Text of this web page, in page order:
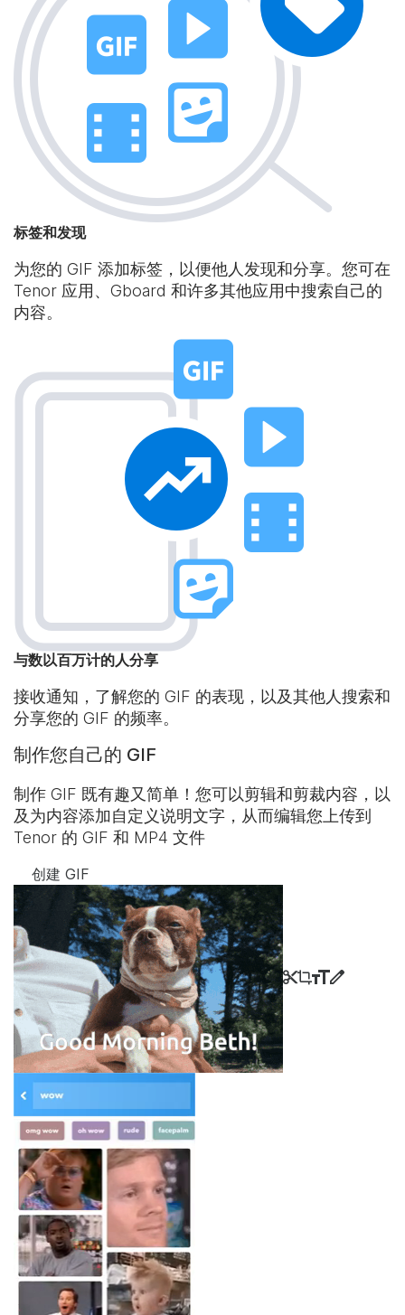
标签和发现
为您的 GIF 添加标签，以便他人发现和分享。您可在
Tenor 应用、Gboard 和许多其他应用中搜索自己的
内容。
与数以百万计的人分享
接收通知，了解您的 GIF 的表现，以及其他人搜索和
分享您的 GIF 的频率。
制作您自己的 GIF
制作 GIF 既有趣又简单！您可以剪辑和剪裁内容，以
及为内容添加自定义说明文字，从而编辑您上传到
Tenor 的 GIF 和 MP4 文件
创建 GIF